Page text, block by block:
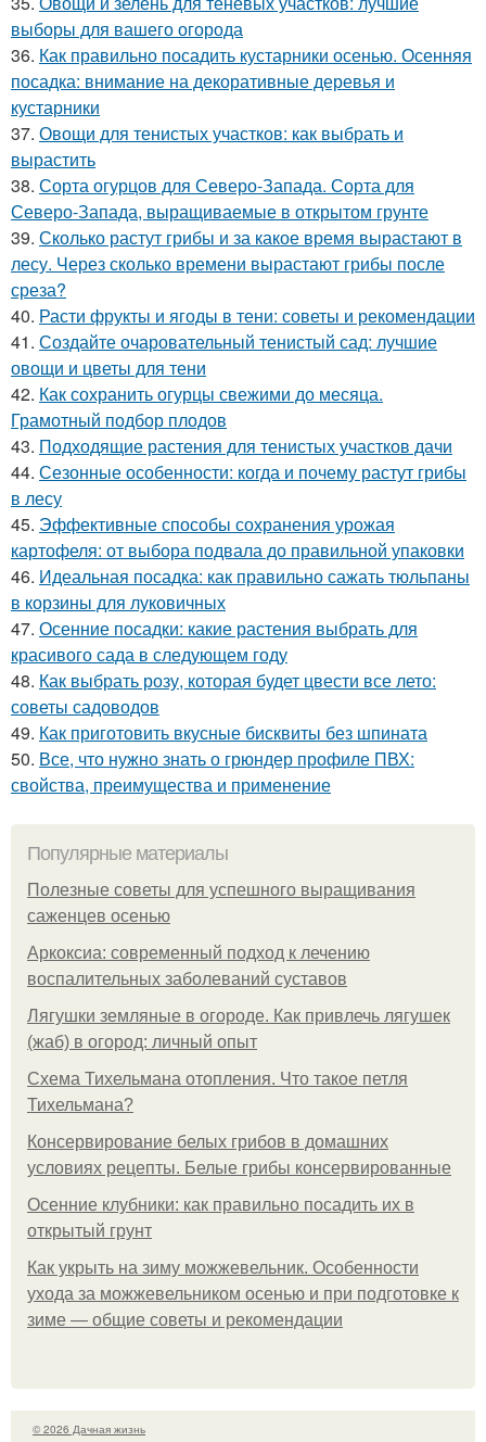
выборы для вашего огорода
36. Как правильно посадить кустарники осенью. Осенняя
посадка: внимание на декоративные деревья и
кустарники
37. Овощи для тенистых участков: как выбрать и
вырастить
38. Сорта огурцов для Северо-Запада. Сорта для
Северо-Запада, выращиваемые в открытом грунте
39. Сколько растут грибы и за какое время вырастают в
лесу. Через сколько времени вырастают грибы после
среза?
40. Расти фрукты и ягоды в тени: советы и рекомендации
41. Создайте очаровательный тенистый сад: лучшие
овощи и цветы для тени
42. Как сохранить огурцы свежими до месяца.
Грамотный подбор плодов
43. Подходящие растения для тенистых участков дачи
44. Сезонные особенности: когда и почему растут грибы
в лесу
45. Эффективные способы сохранения урожая
картофеля: от выбора подвала до правильной упаковки
46. Идеальная посадка: как правильно сажать тюльпаны
в корзины для луковичных
47. Осенние посадки: какие растения выбрать для
красивого сада в следующем году
48. Как выбрать розу, которая будет цвести все лето:
советы садоводов
49. Как приготовить вкусные бисквиты без шпината
50. Все, что нужно знать о грюндер профиле ПВХ:
свойства, преимущества и применение
Популярные материалы
Полезные советы для успешного выращивания
саженцев осенью
Аркоксиа: современный подход к лечению
воспалительных заболеваний суставов
Лягушки земляные в огороде. Как привлечь лягушек
(жаб) в огород: личный опыт
Схема Тихельмана отопления. Что такое петля
Тихельмана?
Консервирование белых грибов в домашних
условиях рецепты. Белые грибы консервированные
Осенние клубники: как правильно посадить их в
открытый грунт
Как укрыть на зиму можжевельник. Особенности
ухода за можжевельником осенью и при подготовке к
зиме — общие советы и рекомендации
© 2026 Дачная жизнь